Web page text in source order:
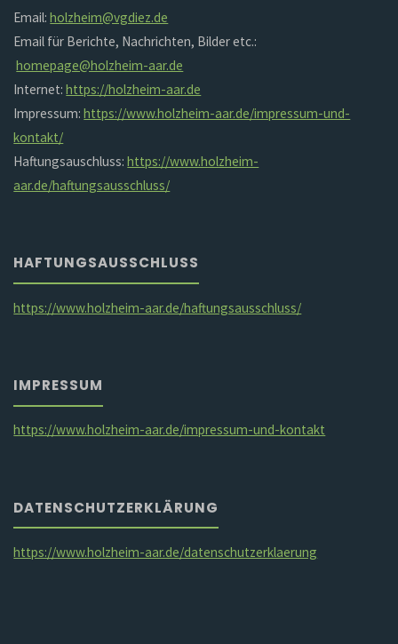
Email:holzheim@vgdiez.de
Email für Berichte, Nachrichten, Bilder etc.:
homepage@holzheim-aar.de
Internet:https://holzheim-aar.de
Impressum:https://www.holzheim-aar.de/impressum-und-
kontakt/
Haftungsauschluss:https://www.holzheim-
aar.de/haftungsausschluss/
HAFTUNGSAUSSCHLUSS
https://www.holzheim-aar.de/haftungsausschluss/
IMPRESSUM
https://www.holzheim-aar.de/impressum-und-kontakt
DATENSCHUTZERKLÄRUNG
https://www.holzheim-aar.de/datenschutzerklaerung